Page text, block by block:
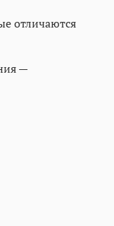
отличаются
—